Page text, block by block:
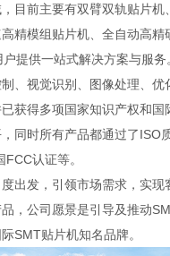
目前主要有双臂双轨贴片机
精模组贴片机、全自动高精
提供一站式解决方案与服务
视觉识别、图像处理、优
获得多项国家知识产权和国
同时所有产品都通过了ISO
认证等。
发，引领市场需求，实现
，公司愿景是引导及推动
SMT贴片机知名品牌。